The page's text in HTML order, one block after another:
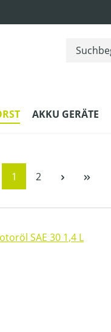
AKKU GERÄTE
Seite
1 Seite
2